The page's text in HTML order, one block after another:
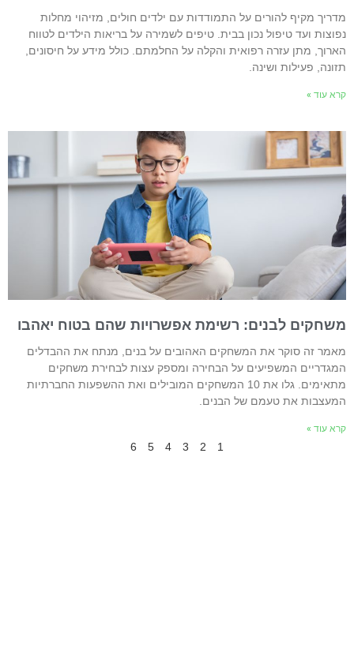
מקיף להורים על התמודדות עם ילדים חולים, מזיהוי מחלות
ועד טיפול נכון בבית. טיפים לשמירה על בריאות הילדים לטווח
מתן עזרה רפואית והקלה על החלמתם. כולל מידע על חיסונים,
פעילות ושינה.
עוד »
לבנים: רשימת אפשרויות שהם בטוח יאהבו
זה סוקר את המשחקים האהובים על בנים, מנתח את ההבדלים
המשפיעים על הבחירה ומספק עצות לבחירת משחקים
מתאימים. גלו את 10 המשחקים המובילים ואת ההשפעות החברתיות
את טעמם של הבנים.
עוד »
4
5
6